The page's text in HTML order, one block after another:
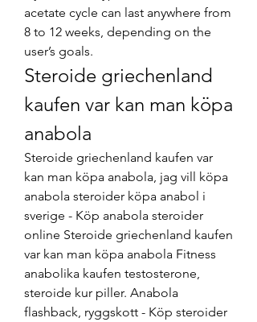
acetate cycle can last anywhere from
8 to 12 weeks, depending on the
user’s goals.
Steroide griechenland
kaufen var kan man köpa
anabola
Steroide griechenland kaufen var
kan man köpa anabola, jag vill köpa
anabola steroider köpa anabol i
sverige - Köp anabola steroider
online Steroide griechenland kaufen
var kan man köpa anabola Fitness
anabolika kaufen testosterone,
steroide kur piller. Anabola
flashback, ryggskott - Köp steroider